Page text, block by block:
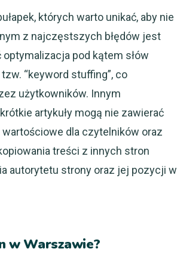
których warto unikać, aby nie
z najczęstszych błędów jest
pod kątem słów
“keyword stuffing”, co
użytkowników. Innym
artykuły mogą nie zawierać
dla czytelników oraz
treści z innych stron
autorytetu strony oraz jej pozycji w
w Warszawie?